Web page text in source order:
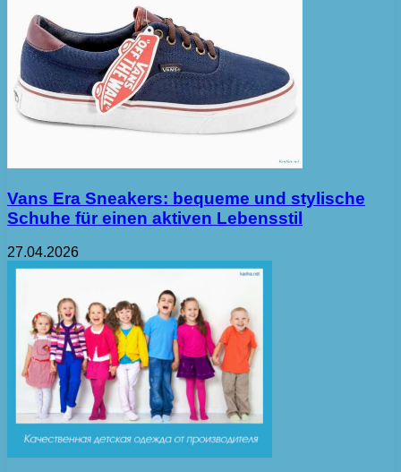
Vans Era Sneakers: bequeme und stylische
Schuhe für einen aktiven Lebensstil
27.04.2026